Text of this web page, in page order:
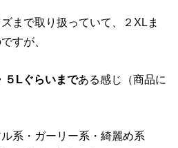
まで取り扱っていて、２XLま
すが、
５Lぐらいまである感じ（商品に
系・ガーリー系・綺麗め系